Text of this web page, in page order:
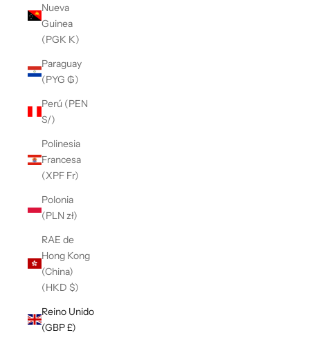
Nueva
Guinea
(PGK K)
Paraguay
(PYG ₲)
Perú (PEN
S/)
Polinesia
Francesa
(XPF Fr)
Polonia
(PLN zł)
RAE de
Hong Kong
(China)
(HKD $)
Reino Unido
(GBP £)